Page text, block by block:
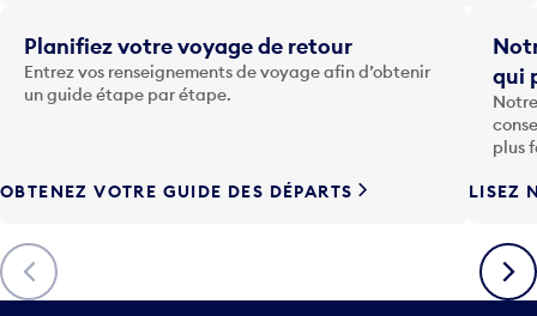
t
o
u
F
è
c
h
Précédent
Planifiez votre voyage de retour
Entrez vos renseignements de voyage afin d’obtenir
un guide étape par étape.
OBTENEZ VOTRE GUIDE DES DÉPARTS
qui
plus
LISEZ